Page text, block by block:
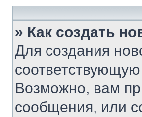
» Как создать
Для создания
Возможно, вам
сообщения, или